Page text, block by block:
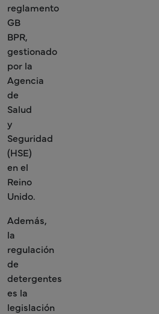
reglamento
GB
BPR,
gestionado
por la
Agencia
de
Salud
y
Seguridad
(HSE)
en el
Reino
Unido.
Además,
la
regulación
de
detergentes
es la
legislación